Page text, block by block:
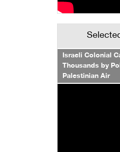
Israeli Colonial
Thousands by
Palestinian Air